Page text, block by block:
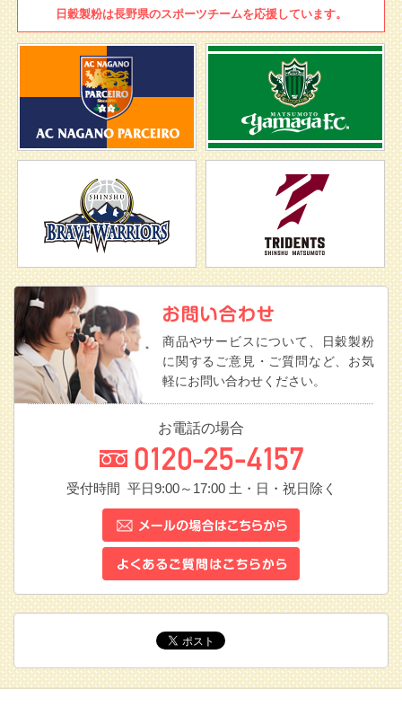
日穀製粉は長野県のスポーツチームを応援しています。
商品やサービスについて、日穀製粉
に関するご意見・ご質問など、お気
軽にお問い合わせください。
お電話の場合
受付時間 平日9:00～17:00土・日・祝日除く